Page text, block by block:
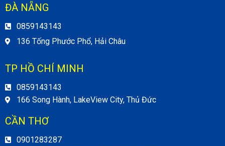
ĐÀ NẴNG
0859143143
136 Tống Phước Phổ, Hải Châu
TP HỒ CHÍ MINH
0859143143
166 Song Hành, LakeView City, Thủ Đức
CẦN THƠ
0901283287